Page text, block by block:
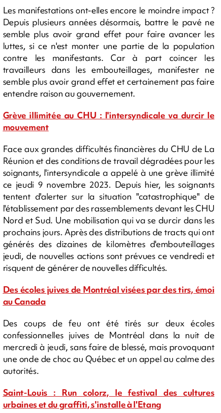
Les manifestations ont-elles encore le moindre impact ?
Depuis plusieurs années désormais, battre le pavé ne
semble plus avoir grand effet pour faire avancer les
luttes, si ce n'est monter une partie de la population
contre les manifestants. Car à part coincer les
travailleurs dans les embouteillages, manifester ne
semble plus avoir grand effet et certainement pas faire
entendre raison au gouvernement.
Grève illimitée au CHU : l'intersyndicale va durcir le
mouvement
Face aux grandes difficultés financières du CHU de La
Réunion et des conditions de travail dégradées pour les
soignants, l'intersyndicale a appelé à une grève illimité
ce jeudi 9 novembre 2023. Depuis hier, les soignants
tentent d'alerter sur la situation "catastrophique" de
l'établissement par des rassemblements devant les CHU
Nord et Sud. Une mobilisation qui va se durcir dans les
prochains jours. Après des distributions de tracts qui ont
générés des dizaines de kilomètres d'embouteillages
jeudi, de nouvelles actions sont prévues ce vendredi et
risquent de générer de nouvelles difficultés.
Des écoles juives de Montréal visées par des tirs, émoi
au Canada
Des coups de feu ont été tirés sur deux écoles
confessionnelles juives de Montréal dans la nuit de
mercredi à jeudi, sans faire de blessé, mais provoquant
une onde de choc au Québec et un appel au calme des
autorités.
Saint-Louis : Run colorz, le festival des cultures
urbaines et du graffiti, s'installe à l'Etang